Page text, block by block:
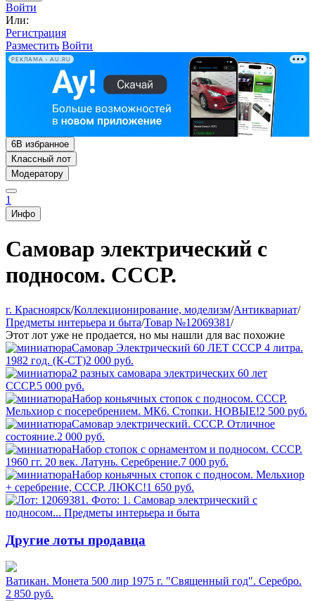
Войти
Или:
Регистрация
Разместить Войти
РЕКЛАМА • AU.RU
6В избранное
Классный лот
Модератору
1
Инфо
Самовар электрический с
подносом. СССР.
г. Красноярск/Коллекционирование, моделизм/Антиквариат/
Предметы интерьера и быта/Товар №12069381/
Этот лот уже не продается, но мы нашли для вас похожие
Самовар Электрический 60 ЛЕТ СССР 4 литра.
1982 год. (К-СТ)2 000 руб.
2 разных самовара электрических 60 лет
СССР.5 000 руб.
Набор коньячных стопок с подносом. СССР.
Мельхиор с посеребрением. МК6. Стопки. НОВЫЕ!2 500 руб.
Самовар электрический. СССР. Отличное
состояние.2 000 руб.
Набор стопок с орнаментом и подносом. СССР.
1960 гг. 20 век. Латунь. Серебрение.7 000 руб.
Набор коньячных стопок с подносом. Мельхиор
+ серебрение, СССР. ЛЮКС!1 650 руб.
Другие лоты продавца
Ватикан. Монета 500 лир 1975 г. "Священный год". Серебро.
2 850 руб.